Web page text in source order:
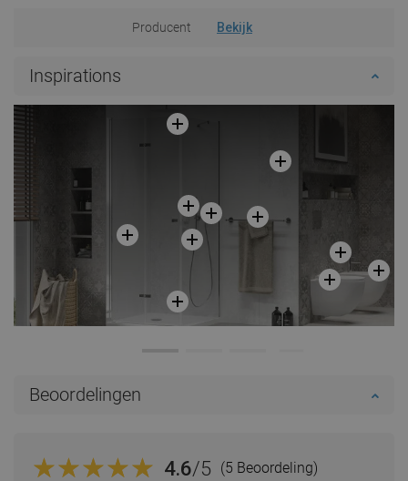
Producent Bekijk
Inspirations
Beoordelingen
4.6/5 (5 Beoordeling)